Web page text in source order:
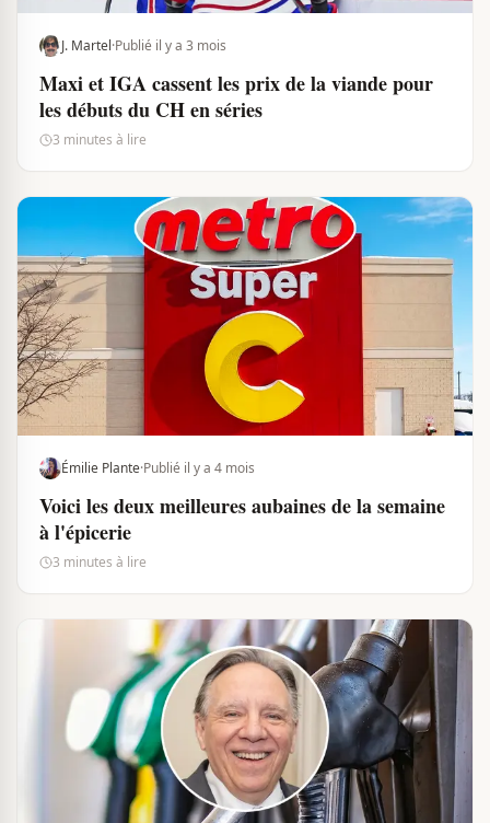
J. Martel·Publié il y a 3 mois
Maxi et IGA cassent les prix de la viande pour
les débuts du CH en séries
3 minutes à lire
Émilie Plante·Publié il y a 4 mois
Voici les deux meilleures aubaines de la semaine
à l'épicerie
3 minutes à lire